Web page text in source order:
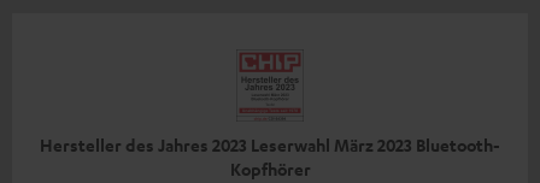
Hersteller des Jahres 2023 Leserwahl März 2023 Bluetooth-
Kopfhörer